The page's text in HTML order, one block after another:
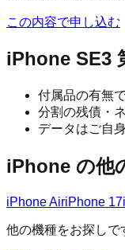
この内容で申し込む
iPhone SE3
付属品の有無
分割の残債・
データはご自
iPhone の他
iPhone AiriPhone 17
他の機種をお探しで